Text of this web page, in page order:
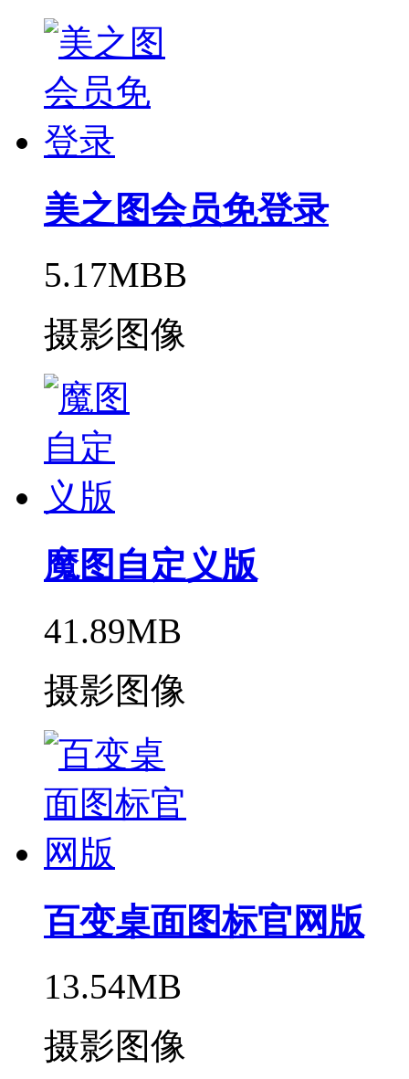
美之图会员免登录
5.17MBB
摄影图像
魔图自定义版
41.89MB
摄影图像
百变桌面图标官网版
13.54MB
摄影图像